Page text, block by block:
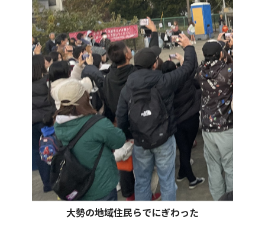
大勢の地域住民らでにぎわった